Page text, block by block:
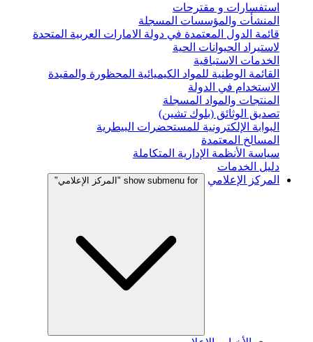
استفسارات و مقترحات
المنشأت والمؤسسات المسجلة
قائمة الدول المعتمدة في دولة الامارات العربية المتحدة
لاستيراد الحيوانات الحية
الخدمات الاستباقية
القائمة الوطنية للمواد الكيميائية المحظورة والمقيدة
الاستخدام في الدولة
المنتجات والمواد المسجلة
تصديق الوثائق (بلوك تشين)
البوابة الإلكترونية للمستحضرات البيطرية
المسالخ المعتمدة
سياسة الأنظمة الإدارية المتكاملة
دليل الخدمات
المركز الإعلامي
show submenu for "المركز الإعلامي"